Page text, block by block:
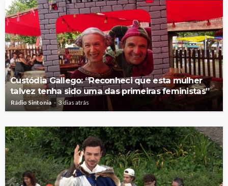
Custódia Gallego: “Reconheci que esta mulher
talvez tenha sido uma das primeiras feministas”
Rádio Sintonia 3 dias atrás